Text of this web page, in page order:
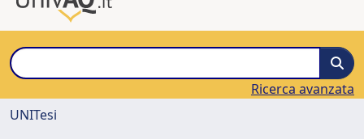
Ricerca avanzata
UNITesi